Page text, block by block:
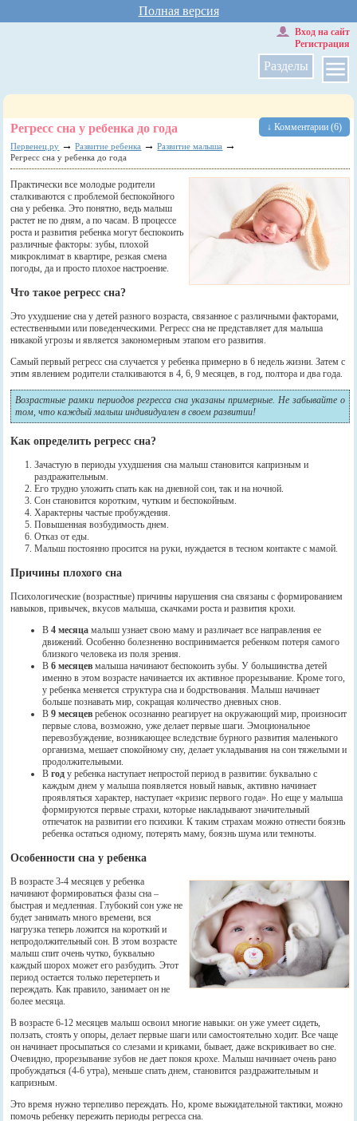
Полная версия
Разделы
Вход на сайт
Регистрация
↓ Комментарии (6)
Регресс сна у ребенка до года
Первенец.ру → Развитие ребенка → Развитие малыша →
Регресс сна у ребенка до года
Практически все молодые родители
сталкиваются с проблемой беспокойного
сна у ребенка. Это понятно, ведь малыш
растет не по дням, а по часам. В процессе
роста и развития ребенка могут беспокоить
различные факторы: зубы, плохой
микроклимат в квартире, резкая смена
погоды, да и просто плохое настроение.
Что такое регресс сна?
Это ухудшение сна у детей разного возраста, связанное с различными факторами,
естественными или поведенческими. Регресс сна не представляет для малыша
никакой угрозы и является закономерным этапом его развития.
Самый первый регресс сна случается у ребенка примерно в 6 недель жизни. Затем с
этим явлением родители сталкиваются в 4, 6, 9 месяцев, в год, полтора и два года.
Возрастные рамки периодов регресса сна указаны примерные. Не забывайте о
том, что каждый малыш индивидуален в своем развитии!
Как определить регресс сна?
Зачастую в периоды ухудшения сна малыш становится капризным и
раздражительным.
Его трудно уложить спать как на дневной сон, так и на ночной.
Сон становится коротким, чутким и беспокойным.
Характерны частые пробуждения.
Повышенная возбудимость днем.
Отказ от еды.
Малыш постоянно просится на руки, нуждается в тесном контакте с мамой.
Причины плохого сна
Психологические (возрастные) причины нарушения сна связаны с формированием
навыков, привычек, вкусов малыша, скачками роста и развития крохи.
В4 месяца малыш узнает свою маму и различает все направления ее
движений. Особенно болезненно воспринимается ребенком потеря самого
близкого человека из поля зрения.
В6 месяцев малыша начинают беспокоить зубы. У большинства детей
именно в этом возрасте начинается их активное прорезывание. Кроме того,
у ребенка меняется структура сна и бодрствования. Малыш начинает
больше познавать мир, сокращая количество дневных снов.
В9 месяцев ребенок осознанно реагирует на окружающий мир, произносит
первые слова, возможно, уже делает первые шаги. Эмоциональное
перевозбуждение, возникающее вследствие бурного развития маленького
организма, мешает спокойному сну, делает укладывания на сон тяжелыми и
продолжительными.
Вгод у ребенка наступает непростой период в развитии: буквально с
каждым днем у малыша появляется новый навык, активно начинает
проявляться характер, наступает «кризис первого года». Но еще у малыша
формируются первые страхи, которые накладывают значительный
отпечаток на развитии его психики. К таким страхам можно отнести боязнь
ребенка остаться одному, потерять маму, боязнь шума или темноты.
Особенности сна у ребенка
В возрасте 3-4 месяцев у ребенка
начинают формироваться фазы сна –
быстрая и медленная. Глубокий сон уже не
будет занимать много времени, вся
нагрузка теперь ложится на короткий и
непродолжительный сон. В этом возрасте
малыш спит очень чутко, буквально
каждый шорох может его разбудить. Этот
период остается только перетерпеть и
переждать. Как правило, занимает он не
более месяца.
В возрасте 6-12 месяцев малыш освоил многие навыки: он уже умеет сидеть,
ползать, стоять у опоры, делает первые шаги или самостоятельно ходит. Все чаще
он начинает просыпаться со слезами и криками, бывает, даже вскрикивает во сне.
Очевидно, прорезывание зубов не дает покоя крохе. Малыш начинает очень рано
пробуждаться (4-6 утра), меньше спать днем, становится раздражительным и
капризным.
Это время нужно терпеливо переждать. Но, кроме выжидательной тактики, можно
помочь ребенку пережить периоды регресса сна.